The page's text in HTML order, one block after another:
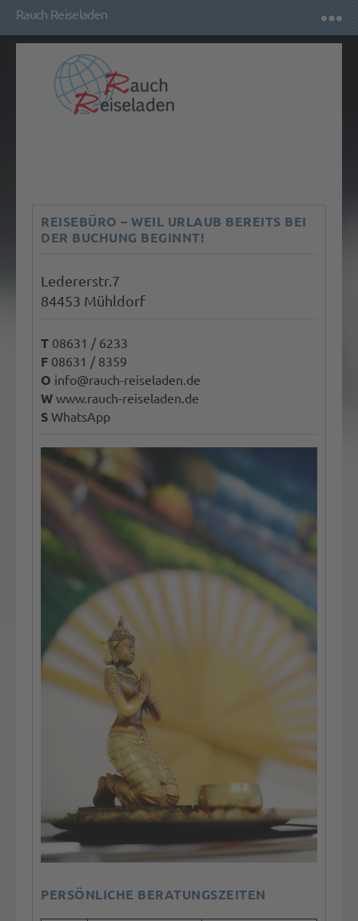
Rauch Reiseladen
REISEBÜRO – WEIL URLAUB BEREITS BEI
DER BUCHUNG BEGINNT!
Ledererstr.7
84453 Mühldorf
T 08631 / 6233
F 08631 / 8359
O info@rauch-reiseladen.de
W www.rauch-reiseladen.de
S WhatsApp
PERSÖNLICHE BERATUNGSZEITEN